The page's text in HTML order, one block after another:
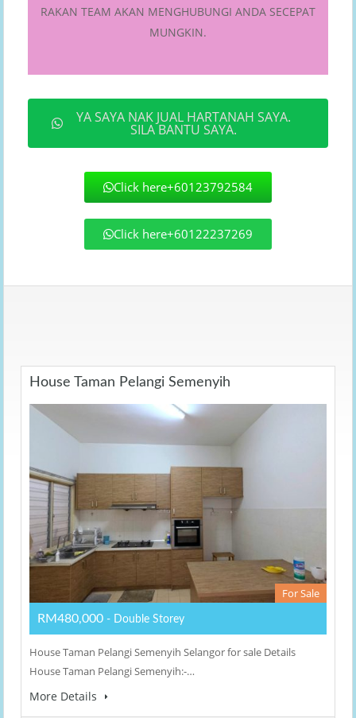
RAKAN TEAM AKAN MENGHUBUNGI ANDA SECEPAT
MUNGKIN.
YA SAYA NAK JUAL HARTANAH SAYA.
SILA BANTU SAYA.
Click here+60123792584
Click here+60122237269
House Taman Pelangi Semenyih
For Sale
RM480,000 - Double Storey
House Taman Pelangi Semenyih Selangor for sale Details
House Taman Pelangi Semenyih:-…
More Details